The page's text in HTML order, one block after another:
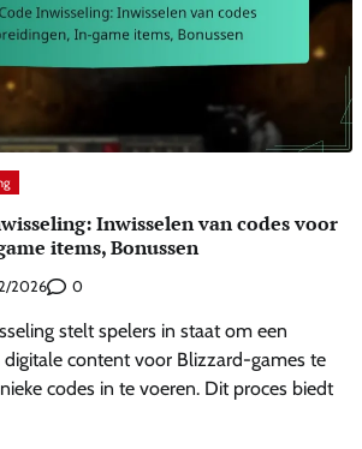
Inwisselen van codes voor
items, Bonussen
2026 0
stelt spelers in staat om een
digitale content voor Blizzard-games te
codes in te voeren. Dit proces biedt